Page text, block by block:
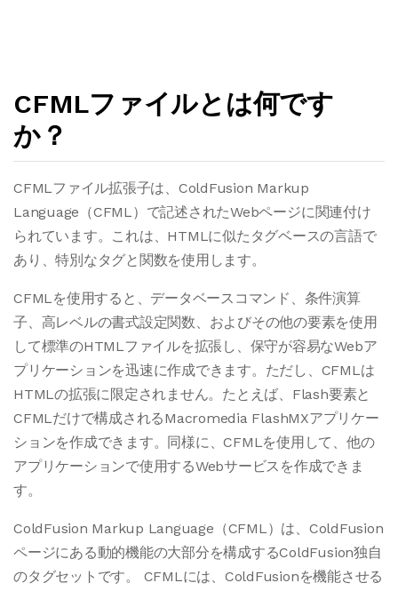
CFMLファイルとは何です
か？
CFMLファイル拡張子は、ColdFusion Markup
Language（CFML）で記述されたWebページに関連付け
られています。これは、HTMLに似たタグベースの言語で
あり、特別なタグと関数を使用します。
CFMLを使用すると、データベースコマンド、条件演算
子、高レベルの書式設定関数、およびその他の要素を使用
して標準のHTMLファイルを拡張し、保守が容易なWebア
プリケーションを迅速に作成できます。ただし、CFMLは
HTMLの拡張に限定されません。たとえば、Flash要素と
CFMLだけで構成されるMacromedia FlashMXアプリケー
ションを作成できます。同様に、CFMLを使用して、他の
アプリケーションで使用するWebサービスを作成できま
す。
ColdFusion Markup Language（CFML）は、ColdFusion
ページにある動的機能の大部分を構成するColdFusion独自
のタグセットです。 CFMLには、ColdFusionを機能させる